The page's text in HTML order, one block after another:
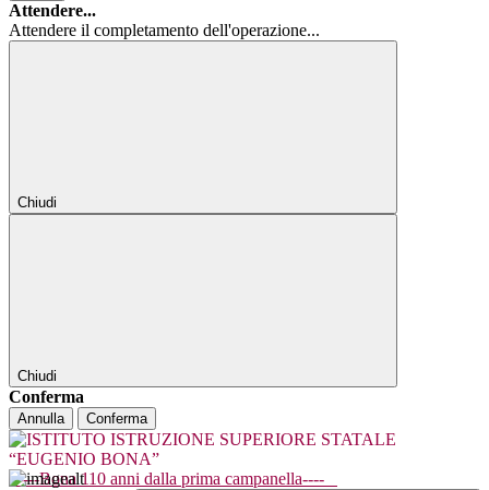
Attendere...
Attendere il completamento dell'operazione...
Chiudi
Chiudi
Conferma
Annulla Conferma
----Bona 110 anni dalla prima campanella----